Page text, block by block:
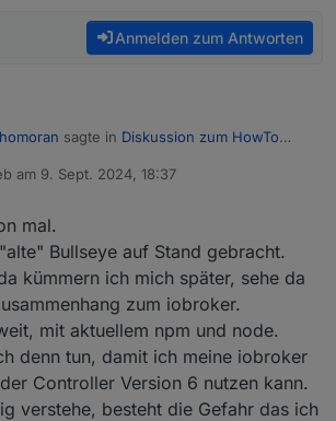
Anmelden zum Antworten
homoran sagte in Diskussion zum HowTo
in eine Neuinstallation mit v6 einlesen lässt
???Den ganzen Summs natürlich zuvor auf
bringen. Und dann damit in den Neubau
am 9. Sept. 2024, 18:37
editiert von
mal.
Bullseye auf Stand gebracht.
kümmern ich mich später, sehe da
zum iobroker.
mit aktuellem npm und node.
denn tun, damit ich meine iobroker
Controller Version 6 nutzen kann.
verstehe, besteht die Gefahr das ich